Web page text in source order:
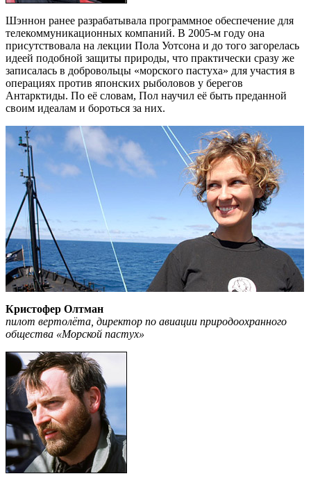
Шэннон ранее разрабатывала программное обеспечение для
телекоммуникационных компаний. В 2005-м году она
присутствовала на лекции Пола Уотсона и до того загорелась
идеей подобной защиты природы, что практически сразу же
записалась в добровольцы «морского пастуха» для участия в
операциях против японских рыболовов у берегов
Антарктиды. По её словам, Пол научил её быть преданной
своим идеалам и бороться за них.
Кристофер Олтман
пилот вертолёта, директор по авиации природоохранного
общества «Морской пастух»